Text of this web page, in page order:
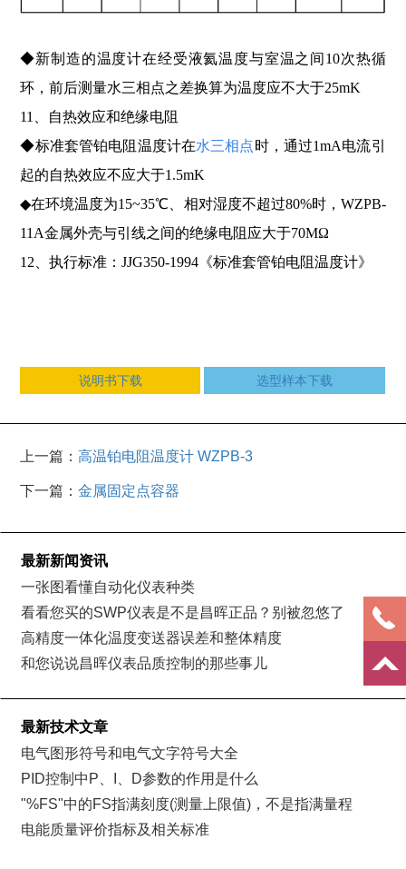
◆新制造的温度计在经受液氦温度与室温之间10次热循
环，前后测量水三相点之差换算为温度应不大于25mK
11、自热效应和绝缘电阻
◆标准套管铂电阻温度计在水三相点时，通过1mA电流引
起的自热效应不应大于1.5mK
◆在环境温度为15~35℃、相对湿度不超过80%时，WZPB-
11A金属外壳与引线之间的绝缘电阻应大于70MΩ
12、执行标准：JJG350-1994《标准套管铂电阻温度计》
说明书下载 选型样本下载
上一篇：高温铂电阻温度计 WZPB-3
下一篇：金属固定点容器
最新新闻资讯
一张图看懂自动化仪表种类
看看您买的SWP仪表是不是昌晖正品？别被忽悠了
高精度一体化温度变送器误差和整体精度
和您说说昌晖仪表品质控制的那些事儿
最新技术文章
电气图形符号和电气文字符号大全
PID控制中P、I、D参数的作用是什么
"%FS"中的FS指满刻度(测量上限值)，不是指满量程
电能质量评价指标及相关标准